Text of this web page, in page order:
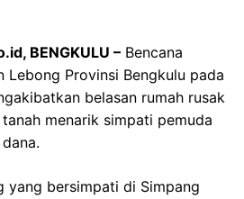
BENGKULU – Bencana
Lebong Provinsi Bengkulu pada
belasan rumah rusak
menarik simpati pemuda
yang bersimpati di Simpang